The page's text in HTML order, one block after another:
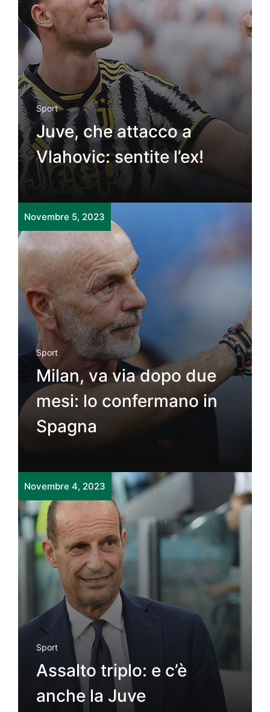
Sport
Juve, che attacco a
Vlahovic: sentite l’ex!
Novembre 5, 2023
Sport
Milan, va via dopo due
mesi: lo confermano in
Spagna
Novembre 4, 2023
Sport
Assalto triplo: e c’è
anche la Juve